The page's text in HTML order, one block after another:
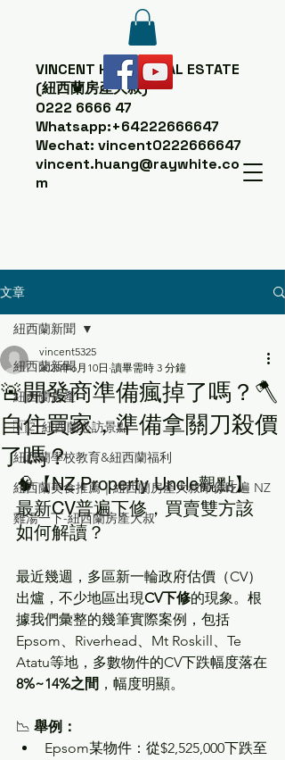
VINCENT HUANGREAL ESTATE
(紐西蘭房產大叔)
0222 6666 47
Whatsapp:+64222666647
Wechat: vincent0222666647
vincent.huang@raywhite.co
m
文章
紐西蘭新聞
紐西蘭房產
🇳🇿 紐西蘭必訪景點
紐西蘭學校教育&紐西蘭福利
紐西蘭美食推薦｜紐西蘭房產大叔帶你吃遍 NZ
雞湯一下-紐西蘭房產大叔
紐西蘭新聞
🚨開發商準備瘋掉了嗎？🪓
自住買家，準備拿關刀殺價
了嗎？
vincent5325
2025年6月10日 讀畢需時 3 分鐘
🧠【NZ Property Uncle觀點】
最新CV普遍下修，買賣雙方該
如何解讀？
最近幾週，多區新一輪政府估價（CV）
出爐，不少地區出現CV下修的現象。根
據我們彙整的幾筆實際案例，包括
Epsom、Riverhead、Mt Roskill、Te
Atatu等地，多數物件的CV下跌幅度落在
8%~14%之間 ，幅度明顯。
📉 舉例：
Epsom某物件：從$2,525,000下跌至